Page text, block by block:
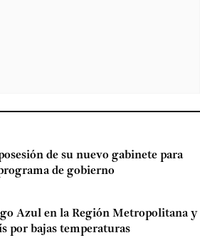
de su nuevo gabinete para
de gobierno
Azul en la Región Metropolitana y
por bajas temperaturas